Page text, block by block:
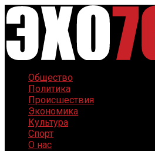
Общество
Политика
Происшествия
Экономика
Культура
Спорт
О нас